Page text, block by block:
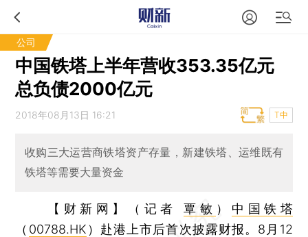
公司
中国铁塔上半年营收353.35亿元
总负债2000亿元
2018年08月13日 16:21 T中
收购三大运营商铁塔资产存量，新建铁塔、运维既有
铁塔等需要大量资金
【财新网】（记者覃敏 ） 中国铁塔
（ 00788.HK ）赴港上市后首次披露财报。8月12